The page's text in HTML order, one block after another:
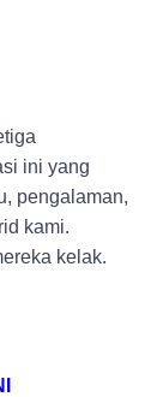
ini yang
pengalaman,
kami.
kelak.